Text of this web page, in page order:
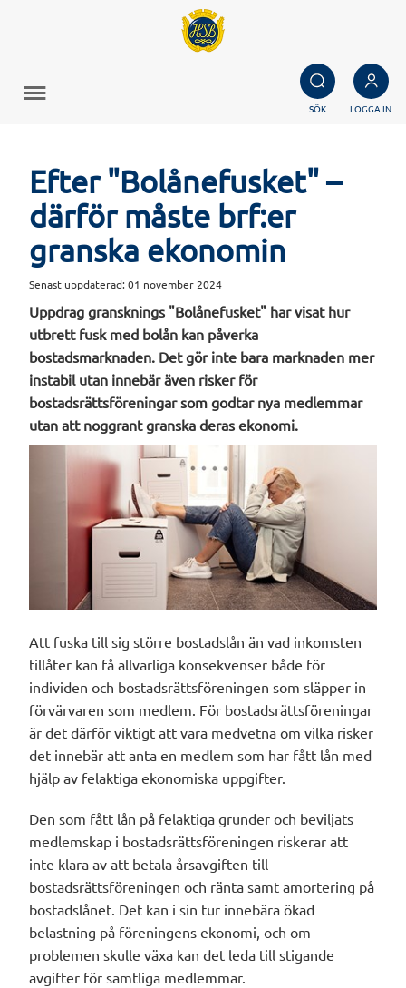
SÖK LOGGA IN
Efter "Bolånefusket" –
därför måste brf:er
granska ekonomin
Senast uppdaterad: 01 november 2024
Uppdrag gransknings "Bolånefusket" har visat hur
utbrett fusk med bolån kan påverka
bostadsmarknaden. Det gör inte bara marknaden mer
instabil utan innebär även risker för
bostadsrättsföreningar som godtar nya medlemmar
utan att noggrant granska deras ekonomi.
Att fuska till sig större bostadslån än vad inkomsten
tillåter kan få allvarliga konsekvenser både för
individen och bostadsrättsföreningen som släpper in
förvärvaren som medlem. För bostadsrättsföreningar
är det därför viktigt att vara medvetna om vilka risker
det innebär att anta en medlem som har fått lån med
hjälp av felaktiga ekonomiska uppgifter.
Den som fått lån på felaktiga grunder och beviljats
medlemskap i bostadsrättsföreningen riskerar att
inte klara av att betala årsavgiften till
bostadsrättsföreningen och ränta samt amortering på
bostadslånet. Det kan i sin tur innebära ökad
belastning på föreningens ekonomi, och om
problemen skulle växa kan det leda till stigande
avgifter för samtliga medlemmar.